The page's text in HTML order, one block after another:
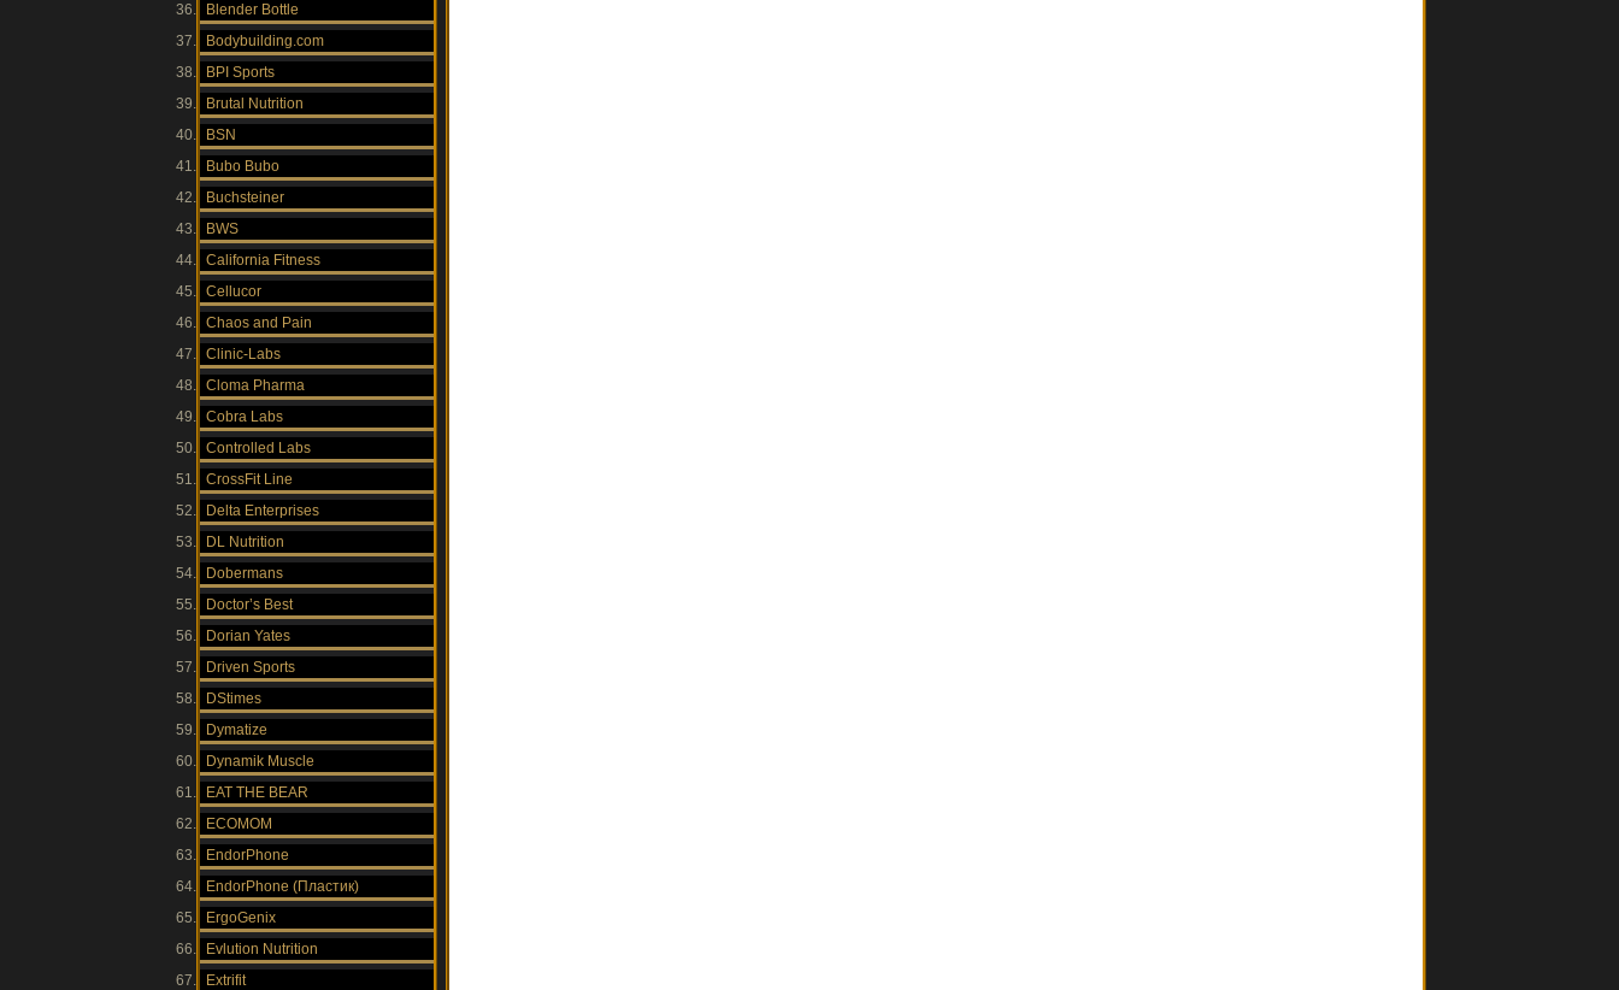
Blender Bottle
Bodybuilding.com
BPI Sports
Brutal Nutrition
BSN
Bubo Bubo
Buchsteiner
BWS
California Fitness
Cellucor
Chaos and Pain
Clinic-Labs
Cloma Pharma
Cobra Labs
Controlled Labs
CrossFit Line
Delta Enterprises
DL Nutrition
Dobermans
Doctor’s Best
Dorian Yates
Driven Sports
DStimes
Dymatize
Dynamik Muscle
EAT THE BEAR
ECOMOM
EndorPhone
EndorPhone (Пластик)
ErgoGenix
Evlution Nutrition
Extrifit